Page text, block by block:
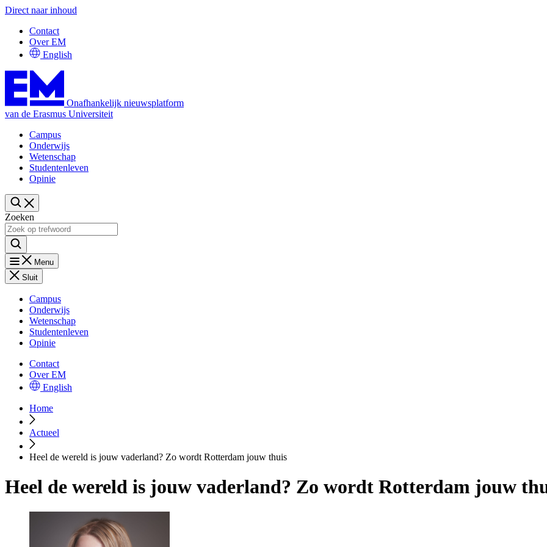
Direct naar inhoud
Contact
Over EM
English
Onafhankelijk nieuwsplatform
van de Erasmus Universiteit
Campus
Onderwijs
Wetenschap
Studentenleven
Opinie
Zoeken
Menu
Sluit
Campus
Onderwijs
Wetenschap
Studentenleven
Opinie
Contact
Over EM
English
Home
Actueel
Heel de wereld is jouw vaderland? Zo wordt Rotterdam jouw thuis
Heel de wereld is jouw vaderland? Zo wordt Rotterdam jouw